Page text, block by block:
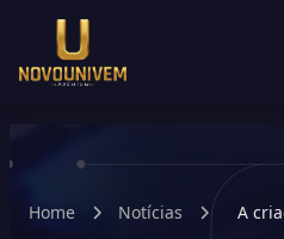
Home Notícias
A